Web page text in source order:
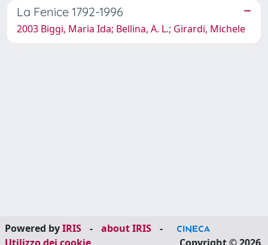
La Fenice 1792-1996
2003 Biggi, Maria Ida; Bellina, A. L.; Girardi, Michele
Powered byIRIS - about IRIS
-